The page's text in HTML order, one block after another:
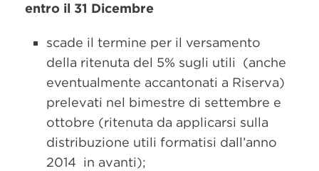
entro il 31 Dicembre
scade il termine per il versamento
della ritenuta del 5% sugli utili (anche
eventualmente accantonati a Riserva)
prelevati nel bimestre di settembre e
ottobre (ritenuta da applicarsi sulla
distribuzione utili formatisi dall’anno
2014 in avanti);